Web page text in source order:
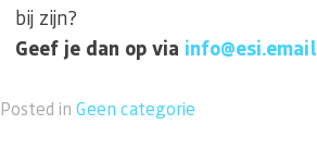
bij zijn?
Geef je dan op via info@esi.email
Posted in Geen categorie